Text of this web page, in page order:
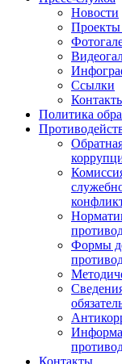
Новости
Ссылки
Политика
Формы
Контакты